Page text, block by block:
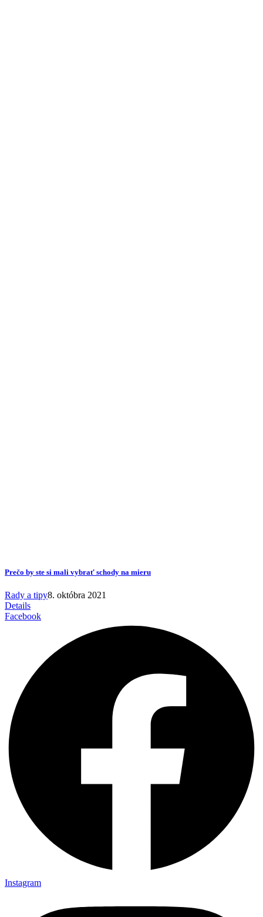
Prečo by ste si mali vybrať schody na mieru
Rady a tipy8. októbra 2021
Details
Facebook
Instagram